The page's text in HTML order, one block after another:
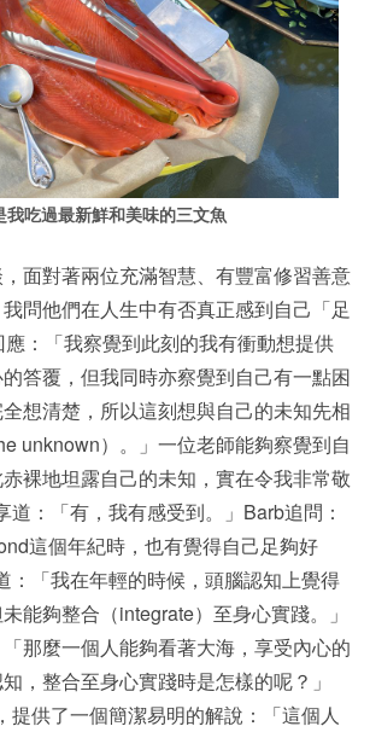
我吃過最新鮮和美味的三文魚
面對著兩位充滿智慧、有豐富修習善意
問他們在人生中有否真正感到自己「足
：「我察覺到此刻的我有衝動想提供
答覆，但我同時亦察覺到自己有一點困
想清楚，所以這刻想與自己的未知先相
unknown）。」一位老師能夠察覺到自
裸地坦露自己的未知，實在令我非常敬
道：「有，我有感受到。」Barb追問：
這個年紀時，也有覺得自己足夠好
：「我在年輕的時候，頭腦認知上覺得
能夠整合（integrate）至身心實踐。」
那麼一個人能夠看著大海，享受內心的
，整合至身心實踐時是怎樣的呢？」
提供了一個簡潔易明的解說：「這個人